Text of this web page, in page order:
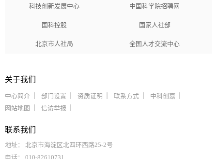
科技创新发展中心 中国科学院招聘网
国科控股 国家人社部
北京市人社局 全国人才交流中心
关于我们
中心简介 部门设置 资质证明 联系方式
中科创嘉
网站地图
信访举报
联系我们
地址： 北京市海淀区北四环西路25-2号
电话： 010-82610731